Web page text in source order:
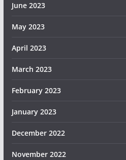
June 2023
May 2023
April 2023
March 2023
February 2023
January 2023
December 2022
November 2022